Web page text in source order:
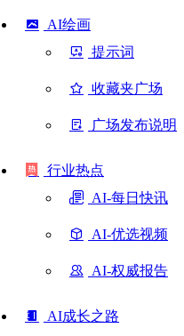
AI绘画
提示词
收藏夹广场
广场发布说明
行业热点
AI-每日快讯
AI-优选视频
AI-权威报告
AI成长之路